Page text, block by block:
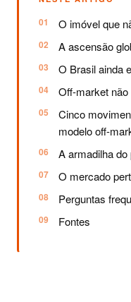
O imóvel que
A ascensão
O Brasil ainda
Off-market
Cinco
modelo off-
A armadilha
O mercado
Perguntas
Fontes